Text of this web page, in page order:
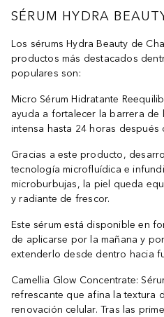
SÉRUM HYDRA
Los sérums Hydra Beauty de
productos más destacados
populares son:
Micro Sérum Hidratante
ayuda a fortalecer la barrera de
intensa hasta 24 horas después
Gracias a este producto,
tecnología microfluídica e
microburbujas, la piel queda
y radiante de frescor.
Este sérum está disponible en
de aplicarse por la mañana y
extenderlo desde dentro hacia
Camellia Glow Concentrate:
refrescante que afina la textura
renovación celular. Tras las